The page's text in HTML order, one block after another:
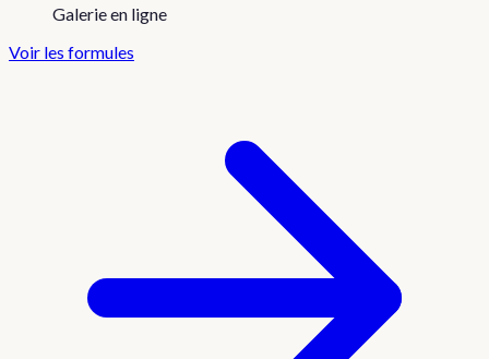
Galerie en ligne
Voir les formules